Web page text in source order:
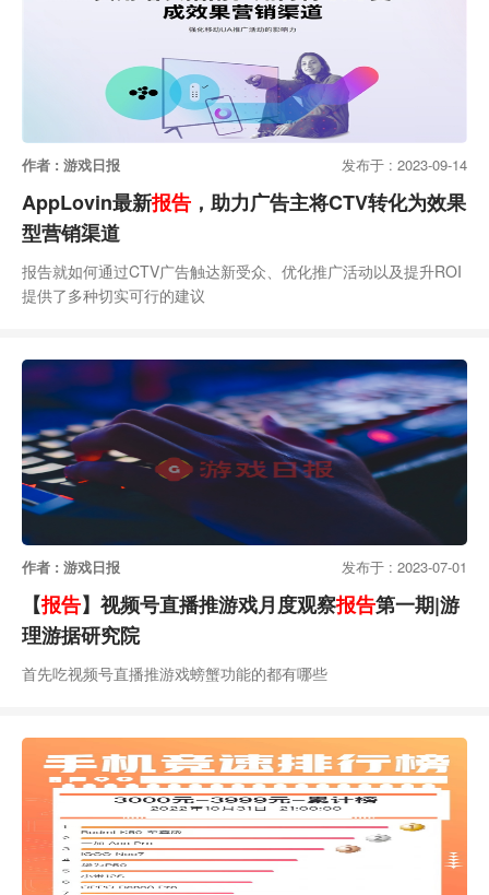
作者 : 游戏日报 发布于 : 2023-09-14
AppLovin最新报告 ，助力广告主将CTV转化为效果
型营销渠道
报告就如何通过CTV广告触达新受众、优化推广活动以及提升ROI
提供了多种切实可行的建议
作者 : 游戏日报 发布于 : 2023-07-01
【报告】视频号直播推游戏月度观察报告第一期|游
理游据研究院
首先吃视频号直播推游戏螃蟹功能的都有哪些